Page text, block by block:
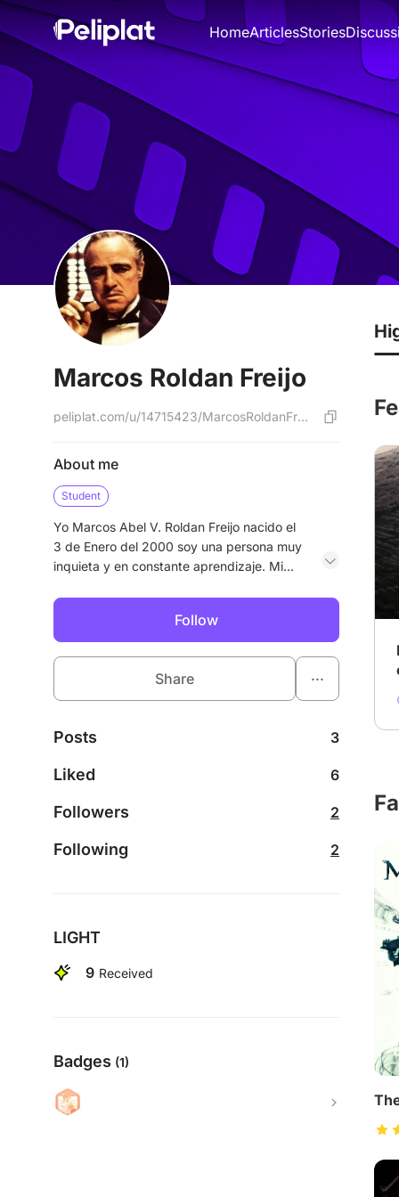
HomeArticlesStories
Marcos Roldan Freijo
peliplat.com/u/14715423/MarcosRoldanFreijo
About me
Student
Yo Marcos Abel V. Roldan Freijo nacido el
3 de Enero del 2000 soy una persona muy
inquieta y en constante aprendizaje. Mi
emprender, buscando siempre nuevas
oportunidades de crecimiento personal y
profesional. En mi tiempo libre trato de
llevar una vida activa, con interés en el
gimnasio y los deportes, que complemento
con mi pasión por el mundo geek: cine,
Follow
Share ...
Posts 3
Liked 6
Followers 2
Following 2
LIGHT
9 Received
Badges (1)